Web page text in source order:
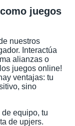
juegos
nuestros
Interactúa
alianzas o
juegos online!
ventajas: tu
sino
equipo, tu
de upjers.